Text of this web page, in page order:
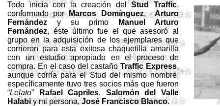
Todo inicia con la creación delStud Traffic,
conformado porMarcos Domínguez,
Arturo
Fernández y su primo
Manuel Arturo
Fernández, éste último fue el que asesoró al
grupo en la adquisición de los ejemplares que
corrieron para esta exitosa chaquetilla amarilla
con un estudio apropiado en el proceso de
compra. En el caso del castañoTrafficExpress,
aunque corría para elStud del mismo nombre,
específicamente tuvo tres socios más que fueron
“Lelato” Rafael Capriles, Salomón del Valle
Halabiy mi persona,José Francisco Blanco.